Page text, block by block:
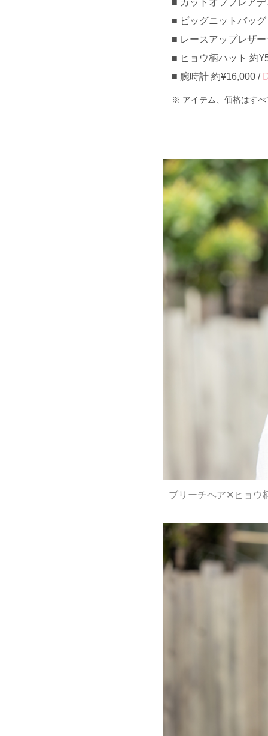
カットオフフレア
ビッグニットバッ
レースアップレザ
ヒョウ柄ハット 約
腕時計 約¥16,000 /
アイテム、価格はす
ブリーチヘア✕ヒョウ